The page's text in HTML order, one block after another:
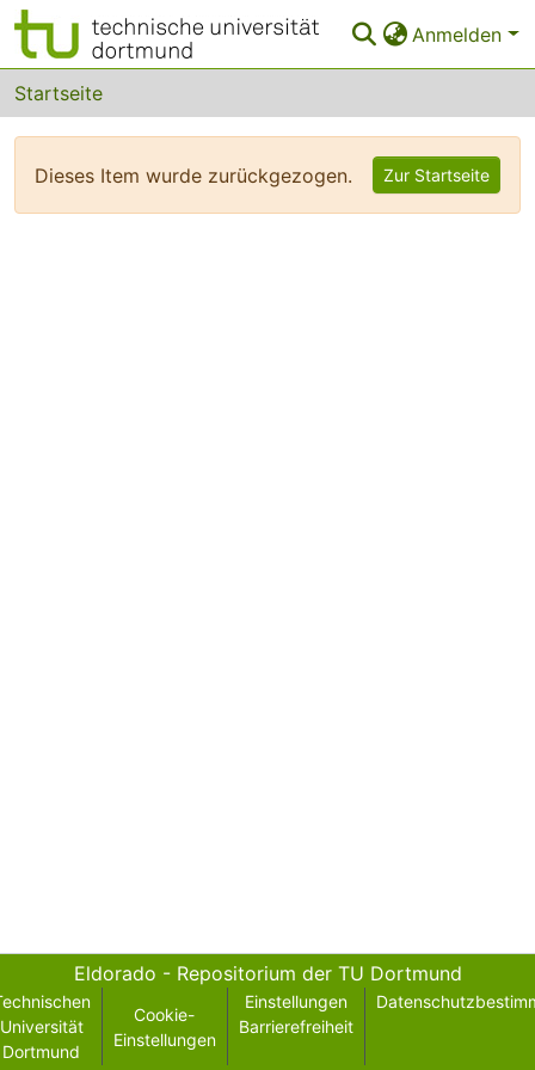
Anmelden
Bereiche & Sammlungen
Das gesamte Repositorium
FAQ
Startseite
Dieses Item wurde zurückgezogen. Zur Startseite
Eldorado - Repositorium der TU Dortmund
Universität
Dortmund
Cookie-
Einstellungen
Einstellungen
Barrierefreiheit